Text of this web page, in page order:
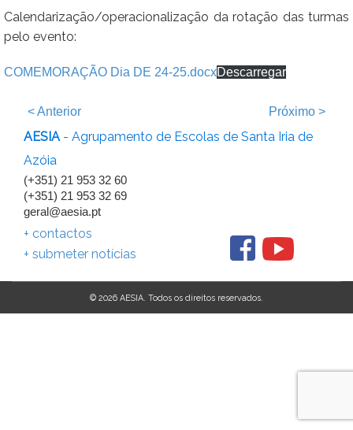
Calendarização/operacionalização da rotação das turmas
pelo evento:
COMEMORAÇÃO Dia DE 24-25.docxDescarregar
<Anterior Próximo >
AESIA- Agrupamento de Escolas de Santa Iria de
Azóia
(+351) 21 953 32 60
(+351) 21 953 32 69
geral@aesia.pt
+ contactos
+ submeter notícias
© 2026 AESIA. Todos os direitos reservados.